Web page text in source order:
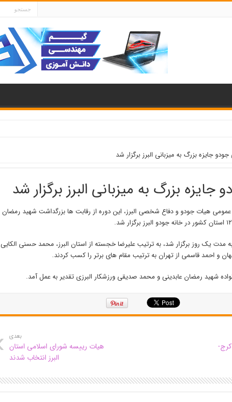
جایزه بزرگ به میزبانی البرز برگزار شد
بزرگ به میزبانی البرز برگزار شد
عمومی هیات جودو و دفاع شخصی البرز، این دوره از رقابت ها بزرگداشت شهید رمضان
مدت یک روز برگزار شد، به ترتیب علیرضا خجسته از استان البرز، محمد حسنی الکایی
و احمد قاسمی از تهران به ترتیب مقام های برتر را کسب کردند.
شهید رمضان عابدینی و محمد صدیقی ورزشکار البرزی تقدیر به عمل آمد.
بعدی
هیات رییسه شورای اسلامی استان
البرز انتخاب شدند